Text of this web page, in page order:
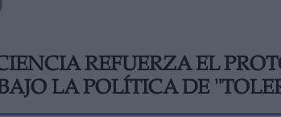
REFUERZA EL
LA POLÍTICA DE